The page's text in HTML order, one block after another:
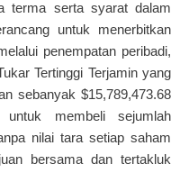
terma serta syarat dalam
untuk menerbitkan
penempatan peribadi,
Tertinggi Terjamin yang
sebanyak $15,789,473.68
untuk membeli sejumlah
nilai tara setiap saham
bersama dan tertakluk